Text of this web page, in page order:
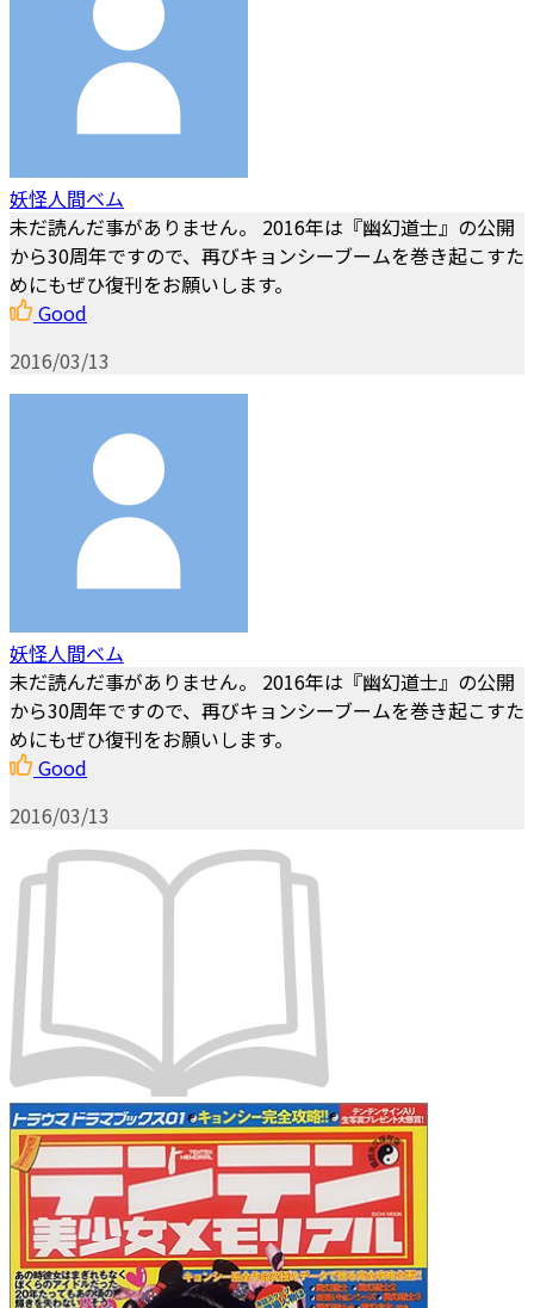
妖怪人間ベム
未だ読んだ事がありません。 2016年は『幽幻道士』の公開
から30周年ですので、再びキョンシーブームを巻き起こすた
めにもぜひ復刊をお願いします。
Good
2016/03/13
妖怪人間ベム
未だ読んだ事がありません。 2016年は『幽幻道士』の公開
から30周年ですので、再びキョンシーブームを巻き起こすた
めにもぜひ復刊をお願いします。
Good
2016/03/13